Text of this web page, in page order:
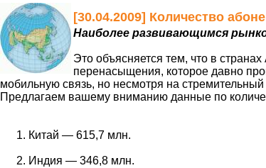
[30.04.2009] Количество
Наиболее развивающимся
Это объясняется тем, что в
перенасыщения, которое давно
мобильную связь, но несмотря на
Предлагаем вашему вниманию данные по
Китай — 615,7 млн.
Индия — 346,8 млн.